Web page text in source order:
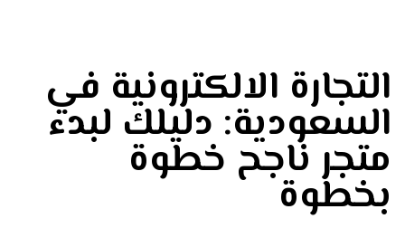
التجارة الالكترونية في
السعودية: دليلك لبدء
متجر ناجح خطوة
بخطوة